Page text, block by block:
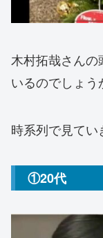
木村拓哉さん
いるのでしょう
時系列で見てい
①20代